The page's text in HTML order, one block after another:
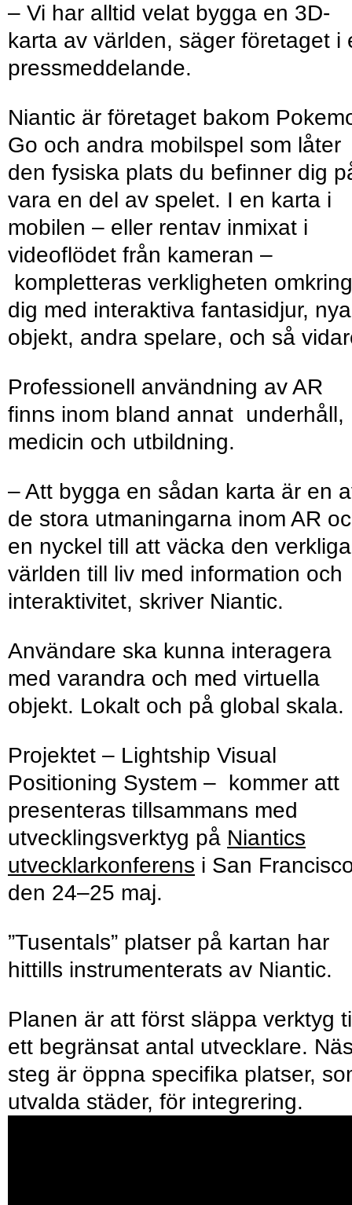
– Vi har alltid velat bygga en 3D-
karta av världen, säger företaget i
pressmeddelande.
Niantic är företaget bakom
Go och andra mobilspel som låter
den fysiska plats du befinner dig
vara en del av spelet. I en karta i
mobilen – eller rentav inmixat i
videoflödet från kameran –
kompletteras verkligheten omkring
dig med interaktiva fantasidjur, nya
objekt, andra spelare, och så
Professionell användning av AR
finns inom bland annat underhåll,
medicin och utbildning.
– Att bygga en sådan karta är en
de stora utmaningarna inom AR
en nyckel till att väcka den verkliga
världen till liv med information och
interaktivitet, skriver Niantic.
Användare ska kunna interagera
med varandra och med virtuella
objekt. Lokalt och på global skala.
Projektet – Lightship Visual
Positioning System – kommer att
presenteras tillsammans med
utvecklingsverktyg på Niantics
utvecklarkonferens i San
den 24–25 maj.
”Tusentals” platser på kartan har
hittills instrumenterats av Niantic.
Planen är att först släppa verktyg
ett begränsat antal utvecklare.
steg är öppna specifika platser,
utvalda städer, för integrering.